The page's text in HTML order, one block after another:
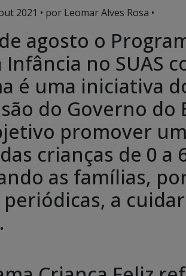
2021 • por Leomar Alves Rosa •
agosto o
no SUAS
é uma iniciativa
do Governo do
promover
crianças de 0 a
as famílias,
a